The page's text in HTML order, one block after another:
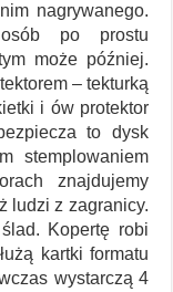
nagrywanego.
po prostu
może później.
– tekturką
i ów protektor
to dysk
stemplowaniem
znajdujemy
ludzi z zagranicy.
Kopertę robi
kartki formatu
wystarczą 4